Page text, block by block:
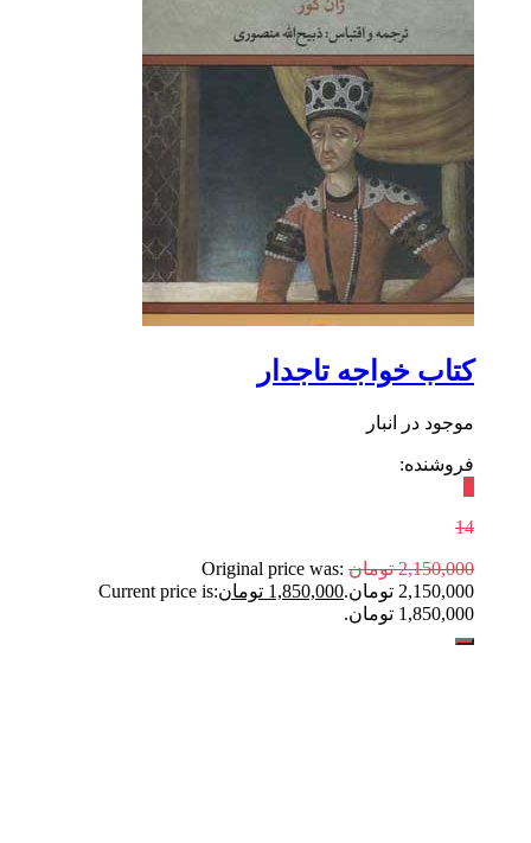
کتاب خواجه تاجدار
موجود در انبار
فروشنده:
14
2,150,000 تومان Original price was:
2,150,000 تومان.
1,850,000 تومانCurrent price is:
1,850,000 تومان.